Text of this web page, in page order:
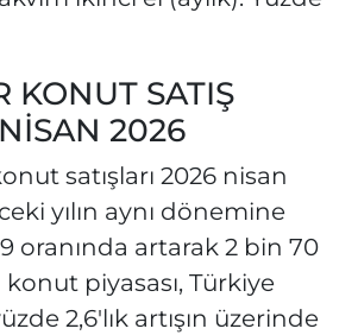
KONUT SATIŞ
2026
satışları 2026 nisan
yılın aynı dönemine
oranında artarak 2 bin 70
piyasası, Türkiye
2,6'lık artışın üzerinde